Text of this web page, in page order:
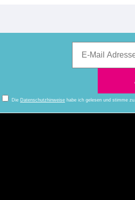
Die Datenschutzhinweise habe ich gelesen und stimme zu.